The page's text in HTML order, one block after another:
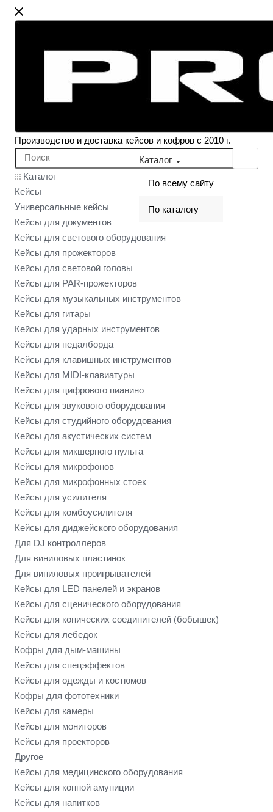
Производство и доставка кейсов и кофров с 2010 г.
Каталог
По всему сайту
По каталогу
Каталог
Кейсы
Универсальные кейсы
Кейсы для документов
Кейсы для светового оборудования
Кейсы для прожекторов
Кейсы для световой головы
Кейсы для PAR-прожекторов
Кейсы для музыкальных инструментов
Кейсы для гитары
Кейсы для ударных инструментов
Кейсы для педалборда
Кейсы для клавишных инструментов
Кейсы для MIDI-клавиатуры
Кейсы для цифрового пианино
Кейсы для звукового оборудования
Кейсы для студийного оборудования
Кейсы для акустических систем
Кейсы для микшерного пульта
Кейсы для микрофонов
Кейсы для микрофонных стоек
Кейсы для усилителя
Кейсы для комбоусилителя
Кейсы для диджейского оборудования
Для DJ контроллеров
Для виниловых пластинок
Для виниловых проигрывателей
Кейсы для LED панелей и экранов
Кейсы для сценического оборудования
Кейсы для конических соединителей (бобышек)
Кейсы для лебедок
Кофры для дым-машины
Кейсы для спецэффектов
Кейсы для одежды и костюмов
Кофры для фототехники
Кейсы для камеры
Кейсы для мониторов
Кейсы для проекторов
Другое
Кейсы для медицинского оборудования
Кейсы для конной амуниции
Кейсы для напитков